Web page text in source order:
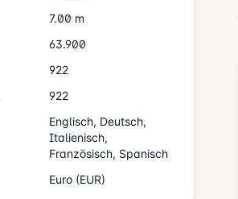
7.00 m
63.900
922
922
Englisch, Deutsch,
Italienisch,
Französisch, Spanisch
Euro (EUR)